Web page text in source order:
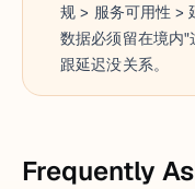
规 > 服务可用性 >
数据必须留在境内"
跟延迟没关系。
Frequently